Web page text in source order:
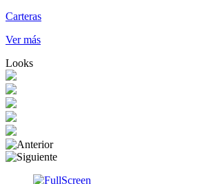
Carteras
Ver más
Looks